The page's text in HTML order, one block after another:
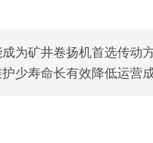
为矿井卷扬机首选传动
少寿命长有效降低运营